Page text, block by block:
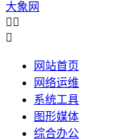
大象网
 

网站首页
网络运维
系统工具
图形媒体
综合办公